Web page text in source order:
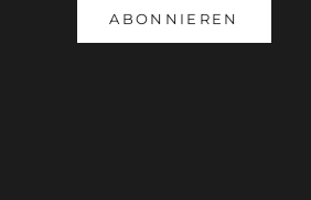
ABONNIEREN